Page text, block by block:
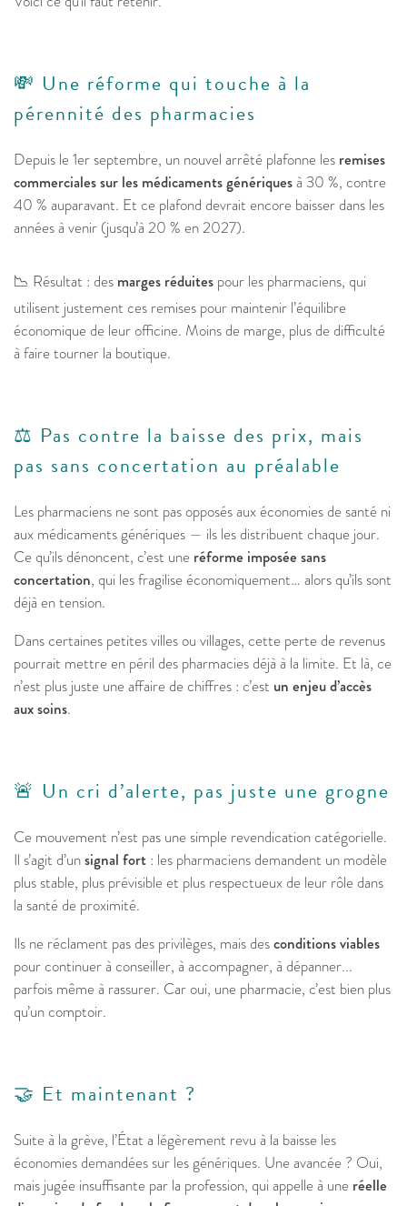
💸 Une réforme qui touche à la
pérennité des pharmacies
Depuis le 1er septembre, un nouvel arrêté plafonne les remises
commerciales sur les médicaments génériquesà 30 %, contre
40 % auparavant. Et ce plafond devrait encore baisser dans les
années à venir (jusqu’à 20 % en 2027).
📉 Résultat : des marges réduites pour les pharmaciens, qui
utilisent justement ces remises pour maintenir l’équilibre
économique de leur officine. Moins de marge, plus de difficulté
à faire tourner la boutique.
⚖️ Pas contre la baisse des prix, mais
pas sans concertation au préalable
Les pharmaciens ne sont pas opposés aux économies de santé ni
aux médicaments génériques — ils les distribuent chaque jour.
Ce qu’ils dénoncent, c’est une réforme imposée sans
concertation, qui les fragilise économiquement… alors qu’ils sont
déjà en tension.
Dans certaines petites villes ou villages, cette perte de revenus
pourrait mettre en péril des pharmacies déjà à la limite. Et là, ce
n’est plus juste une affaire de chiffres : c’est un enjeu d’accès
aux soins.
🚨 Un cri d’alerte, pas juste une grogne
Ce mouvement n’est pas une simple revendication catégorielle.
Il s’agit d’unsignal fort : les pharmaciens demandent un modèle
plus stable, plus prévisible et plus respectueux de leur rôle dans
la santé de proximité.
Ils ne réclament pas des privilèges, mais desconditions viables
pour continuer à conseiller, à accompagner, à dépanner...
parfois même à rassurer. Car oui, une pharmacie, c’est bien plus
qu’un comptoir.
🤝 Et maintenant ?
Suite à la grève, l’État a légèrement revu à la baisse les
économies demandées sur les génériques. Une avancée ? Oui,
mais jugée insuffisante par la profession, qui appelle à une réelle